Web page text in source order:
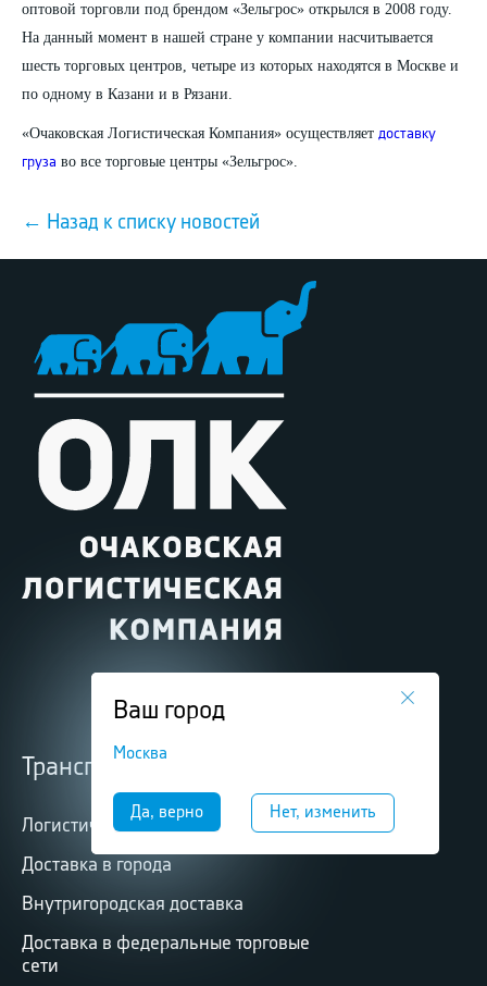
оптовой торговли под брендом «Зельгрос» открылся в 2008 году.
На данный момент в нашей стране у компании насчитывается
шесть торговых центров, четыре из которых находятся в Москве и
по одному в Казани и в Рязани.
«Очаковская Логистическая Компания» осуществляет доставку
груза во все торговые центры «Зельгрос».
← Назад к списку новостей
Транспортные услуги
Логистические услуги
Доставка в города
Внутригородская доставка
Доставка в федеральные торговые
сети
Ваш город
Москва